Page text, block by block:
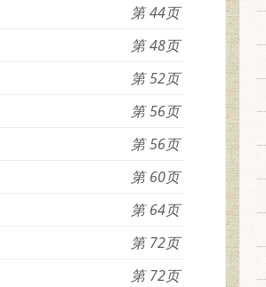
44
48
52
56
56
60
64
72
72